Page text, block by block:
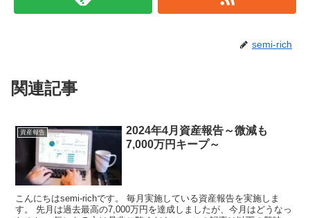
semi-rich
関連記事
資産報告
2024年4月資産報告～微減も
7,000万円キープ～
こんにちはsemi-richです。 毎月実施している資産報告を実施しま
す。 先月は過去最高の7,000万円を達成しましたが、今月はどうなっ